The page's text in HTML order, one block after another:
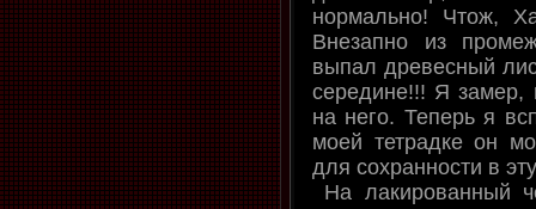
нормально! Чтож,
Внезапно из
выпал древесный
середине!!! Я замер,
на него. Теперь я
моей тетрадке он
для сохранности в
На лакированный